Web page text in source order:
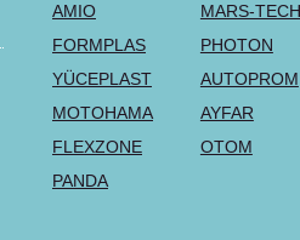
AMIO
MARS-TECH
FORMPLAS
PHOTON
YÜCEPLAST
AUTOPROM
MOTOHAMA
AYFAR
FLEXZONE
OTOM
PANDA